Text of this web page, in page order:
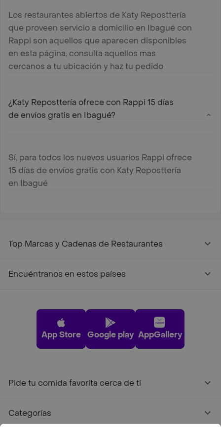
Los restaurantes abiertos de Katy Reposttería
que proveen servicio a domicilio en Ibagué con
Rappi son aquellos que aparecen disponibles
en esta página, consulta aquellos mas
cercanos a tu ubicación y haz tu pedido
¿Katy Reposttería ofrece con Rappi 15 días
de envíos gratis en Ibagué?
Sí, para todos los nuevos usuarios Rappi ofrece
15 días de envíos gratis con Katy Reposttería
en Ibagué
Top Marcas y Cadenas de Restaurantes
Encuéntranos en estos países
App Store Google play AppGallery
Pide tu comida favorita cerca de ti
Categorías